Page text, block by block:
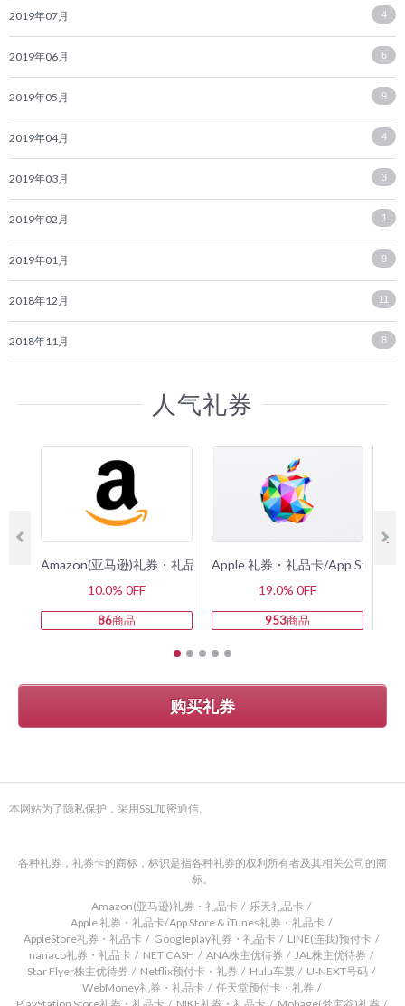
2019年07月 4
2019年06月 6
2019年05月 9
2019年04月 4
2019年03月 3
2019年02月 1
2019年01月 9
2018年12月 11
2018年11月 8
人气礼券
Amazon(亚马逊)礼券・礼品卡
10.0% 0FF
86商品
Apple 礼券・礼品卡/App Store &
19.0% 0FF
953商品
购买礼券
本网站为了隐私保护，采用SSL加密通信。
各种礼券，礼券卡的商标，标识是指各种礼券的权利所有者及其相关公司的商
标。
Amazon(亚马逊)礼券・礼品卡
乐天礼品卡
Apple 礼券・礼品卡/App Store & iTunes礼券・礼品卡
AppleStore礼券・礼品卡
Googleplay礼券・礼品卡
LINE(连我)预付卡
nanaco礼券・礼品卡
NET CASH ANA株主优待券
JAL株主优待券
Star Flyer株主优待券
Netflix预付卡・礼券 Hulu车票
U-NEXT号码
WebMoney礼券・礼品卡
任天堂预付卡・礼券